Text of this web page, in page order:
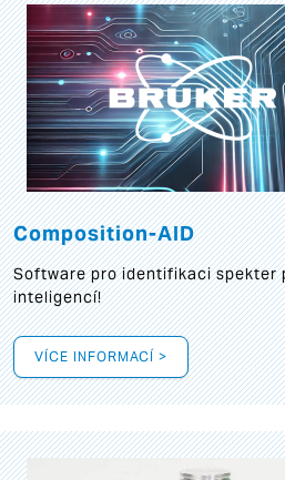
Composition-AID
Software pro identifikaci spekter
inteligencí!
VÍCE INFORMACÍ >